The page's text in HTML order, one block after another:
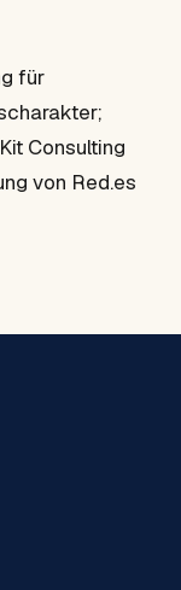
für
Consulting
von Red.es